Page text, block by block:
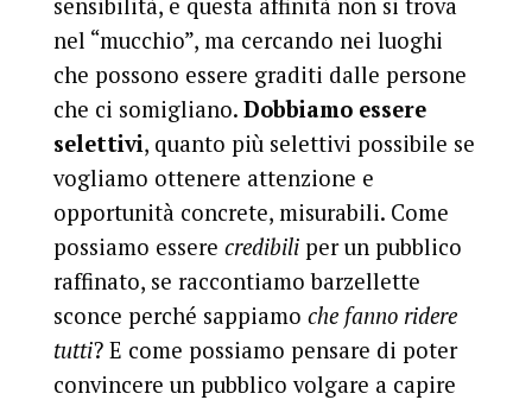
nel “mucchio”, ma cercando nei luoghi
che possono essere graditi dalle persone
che ci somigliano. Dobbiamo essere
selettivi, quanto più selettivi possibile se
vogliamo ottenere attenzione e
opportunità concrete, misurabili. Come
possiamo essere credibiliper un pubblico
raffinato, se raccontiamo barzellette
sconce perché sappiamo che fanno ridere
tutti? E come possiamo pensare di poter
convincere un pubblico volgare a capire